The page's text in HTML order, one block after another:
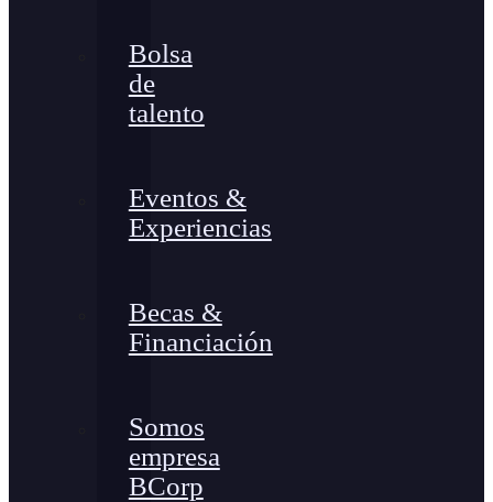
Bolsa
de
talento
Eventos &
Experiencias
Becas &
Financiación
Somos
empresa
BCorp